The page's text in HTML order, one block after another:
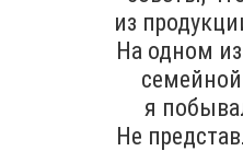
из
На одном
я
Не